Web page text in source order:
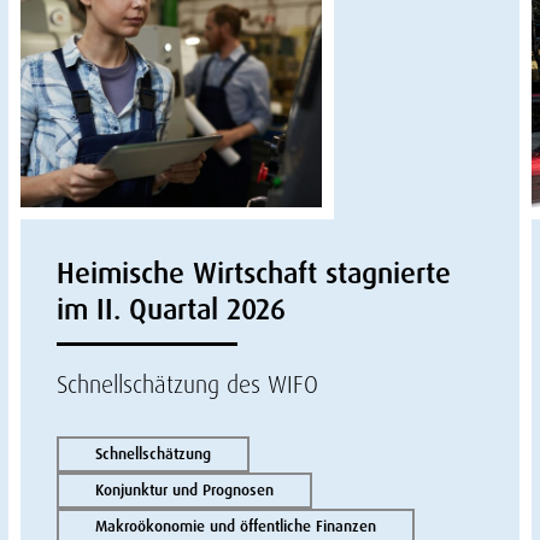
Heimische Wirtschaft stagnierte
im II. Quartal 2026
Schnellschätzung des WIFO
Schnellschätzung
Konjunktur und Prognosen
Makroökonomie und öffentliche Finanzen